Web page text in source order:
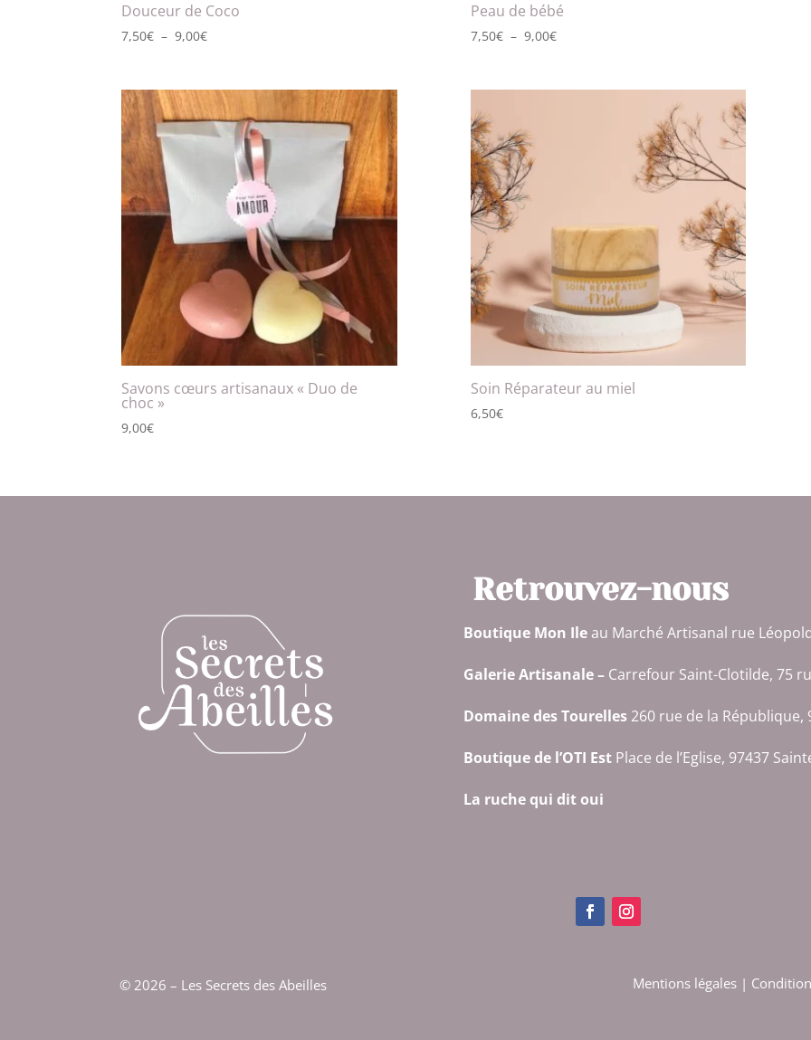
Douceur de Coco
7,50€ – 9,00€Plage
7,50€
à
9,00€
Peau de bébé
7,50€ – 9,00€Plage
Savons cœurs artisanaux « Duo de
choc »
9,00€
Soin Réparateur au miel
6,50€
Retrouvez-nous
Boutique Mon Ileau Marché Artisanal rue
Galerie Artisanale– Carrefour Saint-Clotilde, 75
Domaine des Tourelles260 rue de la République,
Boutique de l’OTI EstPlace de l’Eglise, 97437
La ruche qui dit oui
© 2026 – Les Secrets des Abeilles Mentions légales|